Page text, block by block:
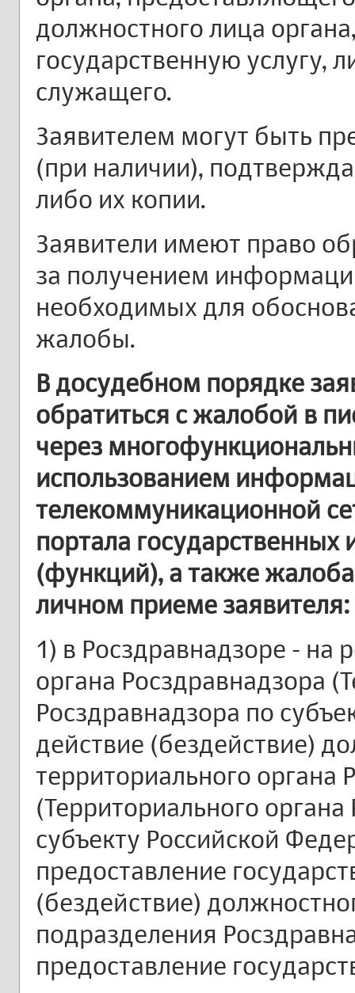
должностного лица
государственную услугу,
служащего.
Заявителем могут быть
(при наличии),
либо их копии.
Заявители имеют право
за получением
необходимых для
жалобы.
В досудебном порядке
обратиться с жалобой в
через
использованием
телекоммуникационной
портала
(функций), а также
личном приеме заявителя:
1) в Росздравнадзоре - на
органа Росздравнадзора
Росздравнадзора по
действие (бездействие)
территориального органа
(Территориального
субъекту Российской
предоставление
(бездействие)
подразделения
предоставление